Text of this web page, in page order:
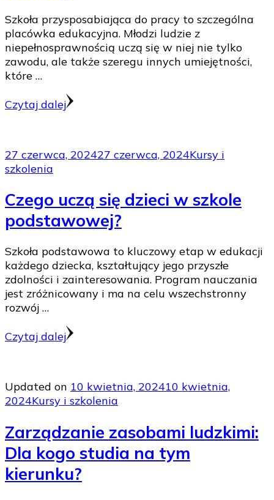
Szkoła przysposabiająca do pracy to szczególna
placówka edukacyjna. Młodzi ludzie z
niepełnosprawnością uczą się w niej nie tylko
zawodu, ale także szeregu innych umiejętności,
które …
Czytaj dalej
27 czerwca, 202427 czerwca, 2024Kursy i
szkolenia
Czego uczą się dzieci w szkole
podstawowej?
Szkoła podstawowa to kluczowy etap w edukacji
każdego dziecka, kształtujący jego przyszłe
zdolności i zainteresowania. Program nauczania
jest zróżnicowany i ma na celu wszechstronny
rozwój …
Czytaj dalej
Updated on 10 kwietnia, 202410 kwietnia,
2024Kursy i szkolenia
Zarządzanie zasobami ludzkimi:
Dla kogo studia na tym
kierunku?